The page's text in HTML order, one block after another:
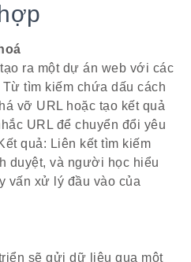
ra một dự án web với các
Từ tìm kiếm chứa dấu cách
vỡ URL hoặc tạo kết quả
URL để chuyển đổi yêu
quả: Liên kết tìm kiếm
duyệt, và người học hiểu
vấn xử lý đầu vào của
sẽ gửi dữ liệu qua một